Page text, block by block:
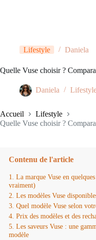
Lifestyle Daniela
Quelle Vuse choisir ?
Daniela
Accueil
Lifestyle
Quelle Vuse choisir ?
Contenu de l'article
La marque Vuse en
vraiment)
Les modèles Vuse
Quel modèle Vuse selon
Prix des modèles et des
Les saveurs Vuse : une
modèle